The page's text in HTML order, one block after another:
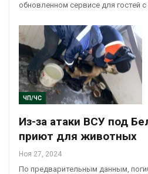
обновленном сервисе для гостей
ЧП/ЧС
Из-за атаки ВСУ под
приют для животных
Ноя 27, 2024
По предварительным данным,